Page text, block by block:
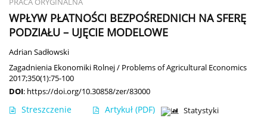
WPŁYW PŁATNOŚCI BEZPOŚREDNICH NA SFERĘ
PODZIAŁU – UJĘCIE MODELOWE
Adrian Sadłowski
Zagadnienia Ekonomiki Rolnej / Problems of Agricultural Economics
2017;350(1):75-100
DOI: https://doi.org/10.30858/zer/83000
Streszczenie Artykuł (PDF) Statystyki